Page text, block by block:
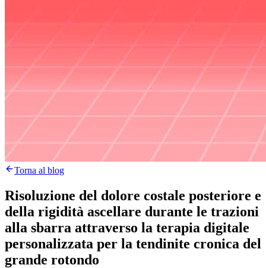
Torna al blog
Risoluzione del dolore costale posteriore e
della rigidità ascellare durante le trazioni
alla sbarra attraverso la terapia digitale
personalizzata per la tendinite cronica del
grande rotondo